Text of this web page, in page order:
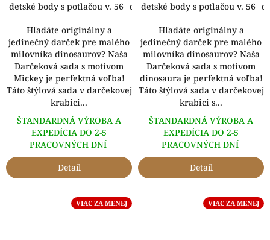
omaľovánka
detské body s potlačou v. 56 detské body s potlačou v. 62
Hľadáte originálny a
jedinečný darček pre malého
milovníka dinosaurov? Naša
Darčeková sada s motívom
Mickey je perfektná voľba!
Táto štýlová sada v darčekovej
krabici...
ŠTANDARDNÁ VÝROBA A
EXPEDÍCIA DO 2-5
PRACOVNÝCH DNÍ
Detail
detské body s potlačou v. 56
Hľadáte originálny a
jedinečný darček pre malého
milovníka dinosaurov? Naša
Darčeková sada s motívom
dinosaura je perfektná voľba!
Táto štýlová sada v darčekovej
krabici s...
ŠTANDARDNÁ VÝROBA A
EXPEDÍCIA DO 2-5
PRACOVNÝCH DNÍ
Detail
VIAC ZA MENEJ VIAC ZA MENEJ